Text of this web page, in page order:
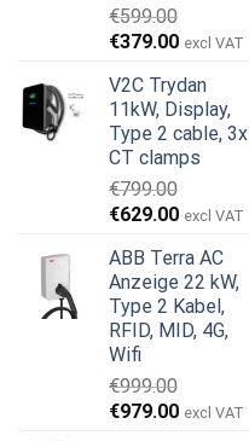
€599.00
Ursprünglicher
war:
€599.00
€379.00Aktueller
ist:
€379.00.
excl VAT
V2C Trydan
11kW, Display,
Type 2 cable, 3x
CT clamps
€799.00
Ursprünglicher
war:
€799.00
€629.00Aktueller
ist:
€629.00.
excl VAT
ABB Terra AC
Anzeige 22 kW,
Type 2 Kabel,
RFID, MID, 4G,
Wifi
€999.00
Ursprünglicher
€979.00Aktueller
excl VAT